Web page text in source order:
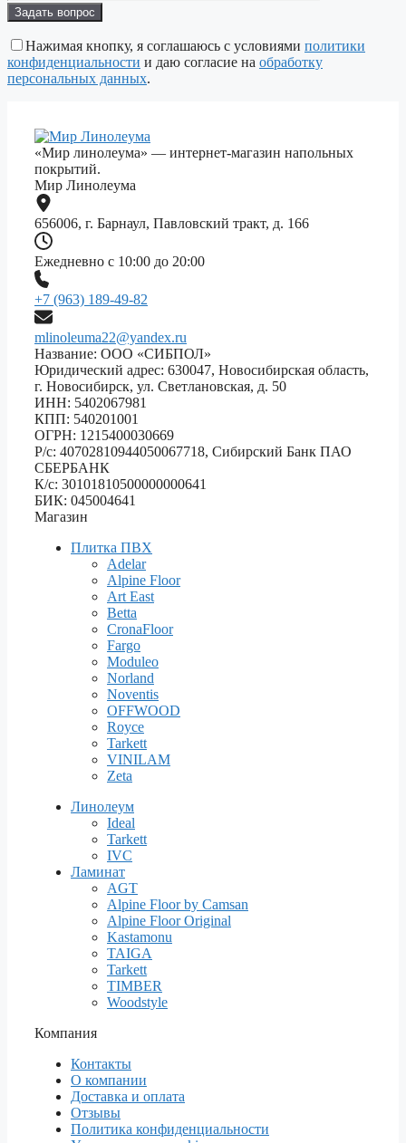
Оставьте
это
поле
пустым.
Нажимая кнопку, я соглашаюсь с условиями политики
конфиденциальности и даю согласие на обработку
персональных данных.
«Мир линолеума» — интернет-магазин напольных
покрытий.
Мир Линолеума
656006, г. Барнаул, Павловский тракт, д. 166
Ежедневно с 10:00 до 20:00
+7 (963) 189-49-82
mlinoleuma22@yandex.ru
Название: ООО «СИБПОЛ»
Юридический адрес: 630047, Новосибирская область,
г. Новосибирск, ул. Светлановская, д. 50
ИНН: 5402067981
КПП: 540201001
ОГРН: 1215400030669
Р/с: 40702810944050067718, Сибирский Банк ПАО
СБЕРБАНК
К/с: 30101810500000000641
БИК: 045004641
Магазин
Плитка ПВХ
Adelar
Alpine Floor
Art East
Betta
CronaFloor
Fargo
Moduleo
Norland
Noventis
OFFWOOD
Royce
Tarkett
VINILAM
Zeta
Линолеум
Ideal
Tarkett
IVC
Ламинат
AGT
Alpine Floor by Camsan
Alpine Floor Original
Kastamonu
TAIGA
Tarkett
TIMBER
Woodstyle
Компания
Контакты
О компании
Доставка и оплата
Отзывы
Политика конфиденциальности